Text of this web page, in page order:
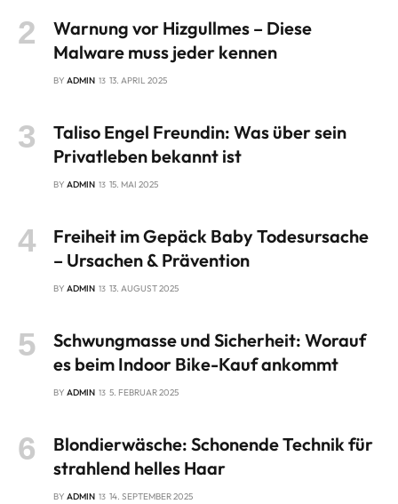
Warnung vor Hizgullmes – Diese
Malware muss jeder kennen
BY ADMIN 13. APRIL 2025
Taliso Engel Freundin: Was über sein
Privatleben bekannt ist
BY ADMIN 15. MAI 2025
Freiheit im Gepäck Baby Todesursache
– Ursachen & Prävention
BY ADMIN 13. AUGUST 2025
Schwungmasse und Sicherheit: Worauf
es beim Indoor Bike-Kauf ankommt
BY ADMIN 5. FEBRUAR 2025
Blondierwäsche: Schonende Technik für
strahlend helles Haar
BY ADMIN 14. SEPTEMBER 2025